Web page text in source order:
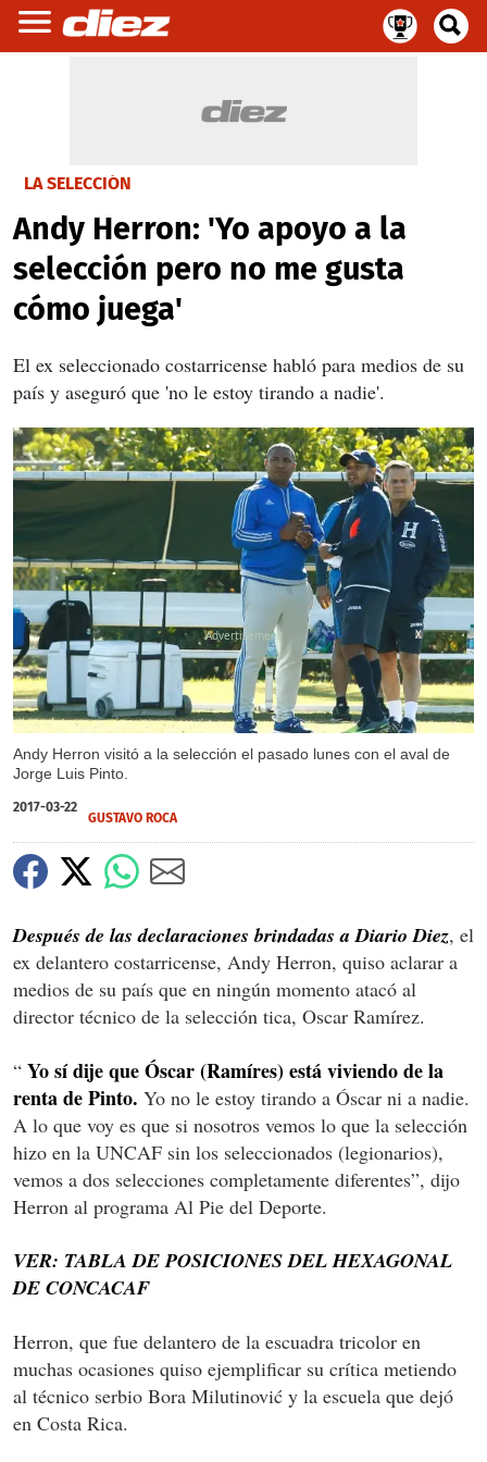
LA SELECCIÓN
Andy Herron: 'Yo apoyo a la
selección pero no me gusta
cómo juega'
El ex seleccionado costarricense habló para medios de su
país y aseguró que 'no le estoy tirando a nadie'.
Andy Herron visitó a la selección el pasado lunes con el aval de
Jorge Luis Pinto.
X
2017-03-22
GUSTAVO ROCA
Después de las declaraciones brindadas a Diario Diez, el
ex delantero costarricense, Andy Herron, quiso aclarar a
medios de su país que en ningún momento atacó al
director técnico de la selección tica, Oscar Ramírez.
“ Yo sí dije que Óscar (Ramíres) está viviendo de la
renta de Pinto. Yo no le estoy tirando a Óscar ni a nadie.
A lo que voy es que si nosotros vemos lo que la selección
hizo en la UNCAF sin los seleccionados (legionarios),
vemos a dos selecciones completamente diferentes”, dijo
Herron al programa Al Pie del Deporte.
VER: TABLA DE POSICIONES DEL HEXAGONAL
DE CONCACAF
Herron, que fue delantero de la escuadra tricolor en
muchas ocasiones quiso ejemplificar su crítica metiendo
al técnico serbio Bora Milutinović y la escuela que dejó
en Costa Rica.